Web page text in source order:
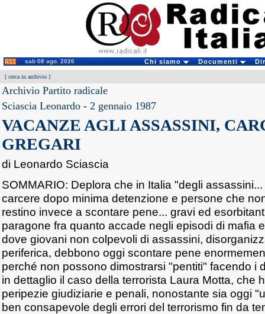
sab 08 ago. 2026 Chi siamo Documenti
[ cerca in archivio ]
Archivio Partito radicale
Sciascia Leonardo - 2 gennaio 1987
VACANZE AGLI ASSASSINI,
GREGARI
di Leonardo Sciascia
SOMMARIO: Deplora che in Italia "degli
carcere dopo minima detenzione e persone che
restino invece a scontare pene... gravi ed
paragone fra quanto accade negli episodi di mafia
dove giovani non colpevoli di assassini,
periferica, debbono oggi scontare pene
perché non possono dimostrarsi "pentiti" facendo i
in dettaglio il caso della terrorista Laura Motta, che
peripezie giudiziarie e penali, nonostante sia oggi
ben consapevole degli errori del terrorismo fin da